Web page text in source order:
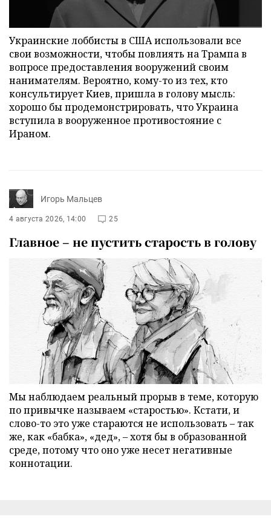
Украинские лоббисты в США использовали все
свои возможности, чтобы повлиять на Трампа в
вопросе предоставления вооружений своим
нанимателям. Вероятно, кому-то из тех, кто
консультирует Киев, пришла в голову мысль:
хорошо бы продемонстрировать, что Украина
вступила в вооруженное противостояние с
Ираном.
Игорь Мальцев
4 августа 2026, 14:00 25
Главное – не пустить старость в голову
Мы наблюдаем реальный прорыв в теме, которую
по привычке называем «старостью». Кстати, и
слово-то это уже стараются не использовать – так
же, как «бабка», «дед», – хотя бы в образованной
среде, потому что оно уже несет негативные
коннотации.